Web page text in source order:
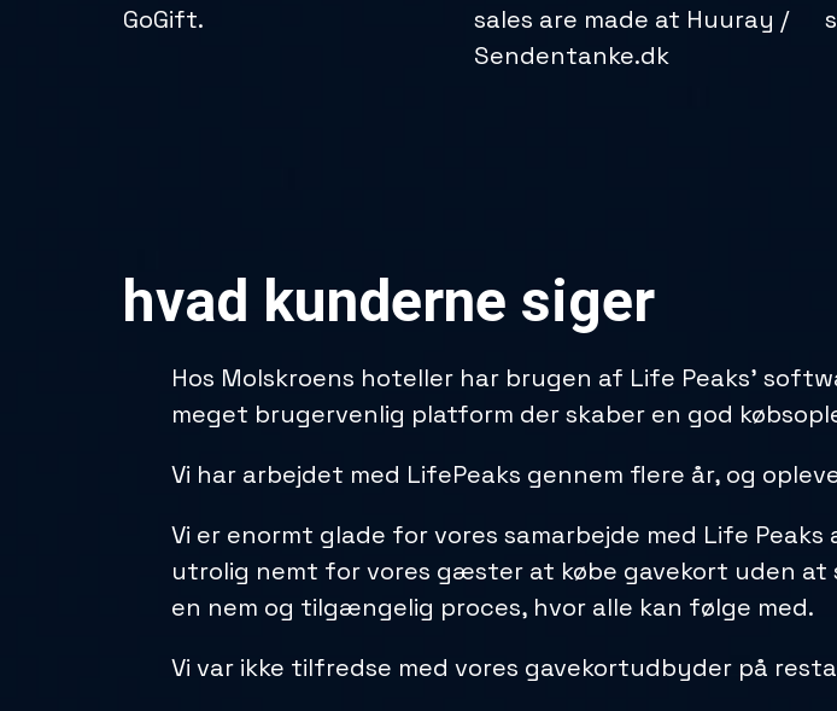
GoGift.
sales are made at Huuray /
Sendentanke.dk
hvad kunderne siger
Hos Molskroens hoteller har brugen af Life Peaks’
meget brugervenlig platform der skaber en god
Vi har arbejdet med LifePeaks gennem flere år, og
Vi er enormt glade for vores samarbejde med Life
utrolig nemt for vores gæster at købe gavekort uden at
en nem og tilgængelig proces, hvor alle kan følge med.
Vi var ikke tilfredse med vores gavekortudbyder på